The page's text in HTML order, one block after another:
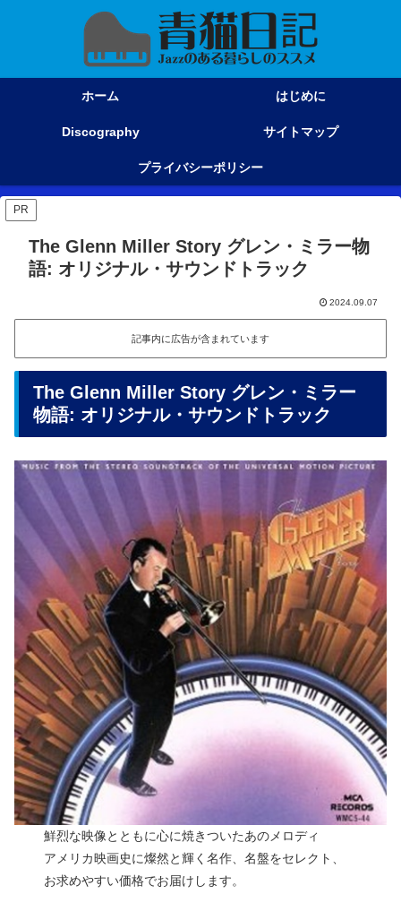
ホーム はじめに
Discography サイトマップ
プライバシーポリシー
PR
The Glenn Miller Story グレン・ミラー物
語: オリジナル・サウンドトラック
2024.09.07
記事内に広告が含まれています
The Glenn Miller Story グレン・ミラー
物語: オリジナル・サウンドトラック
鮮烈な映像とともに心に焼きついたあのメロディ
アメリカ映画史に燦然と輝く名作、名盤をセレクト、
お求めやすい価格でお届けします。